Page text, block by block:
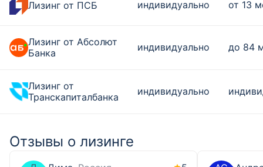
Лизинг от ПСБ индивидуально от 13
Лизинг от Абсолют
Банка
индивидуально до 84
Лизинг от
Транскапиталбанка
индивидуально
Отзывы о лизинге